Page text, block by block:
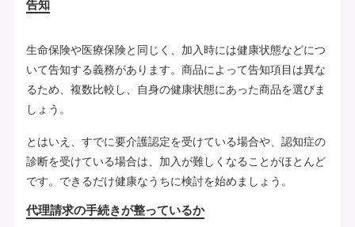
告知
生命保険や医療保険と同じく、加入時には健康状態などにつ
いて告知する義務があります。商品によって告知項目は異な
るため、複数比較し、自身の健康状態にあった商品を選びま
しょう。
とはいえ、すでに要介護認定を受けている場合や、認知症の
診断を受けている場合は、加入が難しくなることがほとんど
です。できるだけ健康なうちに検討を始めましょう。
代理請求の手続きが整っているか